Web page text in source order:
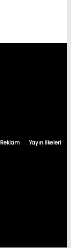
Reklam Yayın İlkeleri